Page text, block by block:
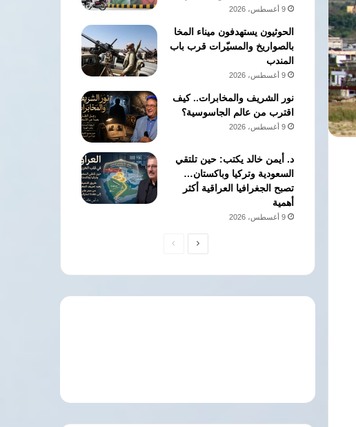
9 أغسطس، 2026
الحوثيون يستهدفون ميناء المخا
بالصواريخ والمسيّرات قرب باب
المندب
9 أغسطس، 2026
نور الشريف والمخابرات.. كيف
اقترب من عالم الجاسوسية؟
9 أغسطس، 2026
د. أيمن خالد يكتب: حين تلتقي
السعودية وتركيا وباكستان…
تصبح الجغرافيا العراقية أكثر
أهمية
9 أغسطس، 2026
الصفحةالصفحة